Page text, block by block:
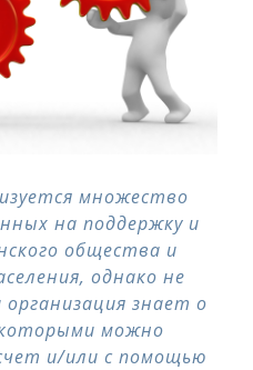
множество
на поддержку и
общества и
однако не
знает о
можно
и/или с помощью